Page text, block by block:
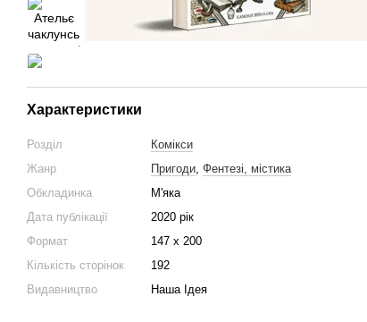
Характеристики
Розділ
Комікси
Жанр
Пригоди, Фентезі, містика
Обкладинка
М'яка
Дата публікації
2020 рік
Формат
147 х 200
Кількість сторінок
192
Видавництво
Наша Ідея